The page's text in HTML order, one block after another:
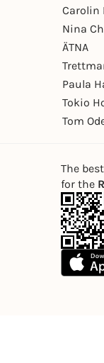
Carolin
Nina
ÄTNA
Paula
Tokio
Tom
The
for the